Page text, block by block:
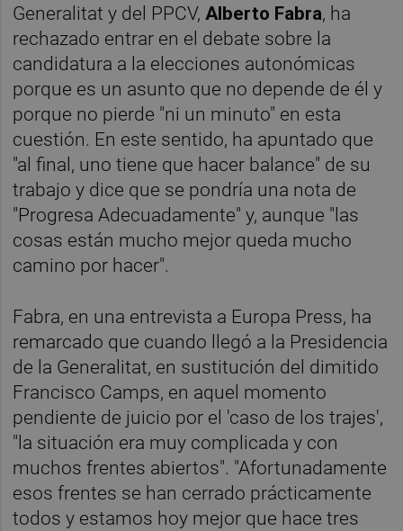
Generalitat y del PPCV, Alberto Fabra, ha
rechazado entrar en el debate sobre la
candidatura a la elecciones autonómicas
porque es un asunto que no depende de él y
porque no pierde "ni un minuto" en esta
cuestión. En este sentido, ha apuntado que
"al final, uno tiene que hacer balance" de su
trabajo y dice que se pondría una nota de
"Progresa Adecuadamente" y, aunque "las
cosas están mucho mejor queda mucho
camino por hacer".
Fabra, en una entrevista a Europa Press, ha
remarcado que cuando llegó a la Presidencia
de la Generalitat, en sustitución del dimitido
Francisco Camps, en aquel momento
pendiente de juicio por el 'caso de los trajes',
"la situación era muy complicada y con
muchos frentes abiertos". "Afortunadamente
esos frentes se han cerrado prácticamente
todos y estamos hoy mejor que hace tres